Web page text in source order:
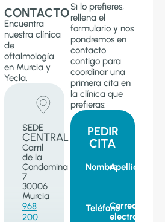
CONTACTO
Encuentra
nuestra clínica
de
oftalmología
en Murcia y
Yecla.
SEDE
CENTRAL
Carril
de la
Condomina
7
30006
Murcia
968
200
Si lo prefieres,
rellena el
formulario y nos
pondremos en
contacto
contigo para
coordinar una
primera cita en
la clínica que
prefieras:
PEDIR
CITA
NombreApellido
TeléfonoCorreo
electronico